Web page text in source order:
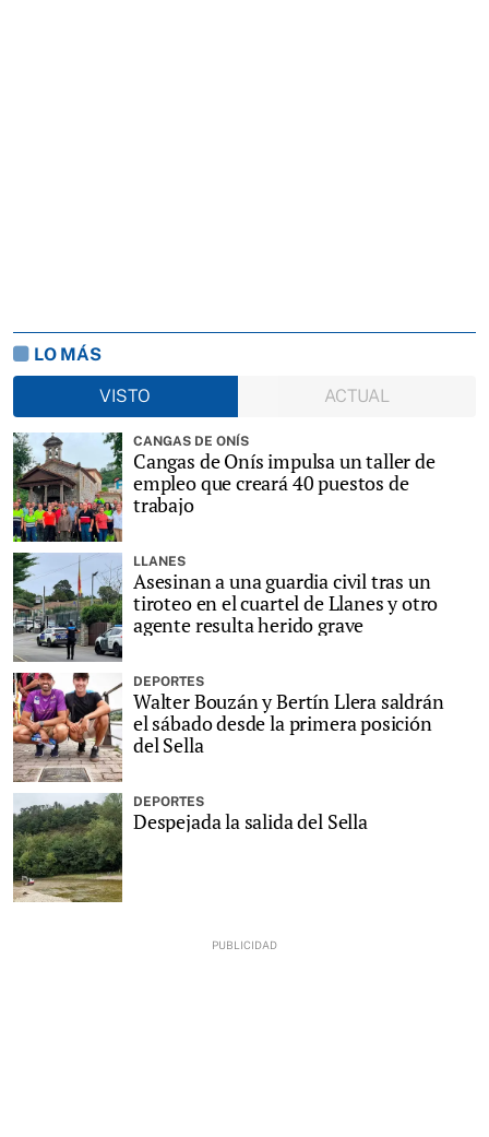
LO MÁS
VISTO
ACTUAL
CANGAS DE ONÍS
Cangas de Onís impulsa un taller de
empleo que creará 40 puestos de
trabajo
LLANES
Asesinan a una guardia civil tras un
tiroteo en el cuartel de Llanes y otro
agente resulta herido grave
DEPORTES
Walter Bouzán y Bertín Llera saldrán
el sábado desde la primera posición
del Sella
DEPORTES
Despejada la salida del Sella